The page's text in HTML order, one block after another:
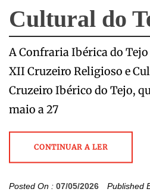
Cultural do
A Confraria Ibérica do
XII Cruzeiro Religioso e
Cruzeiro Ibérico do Tejo,
maio a 27
CONTINUAR A LER
Posted On : 07/05/2026 Published